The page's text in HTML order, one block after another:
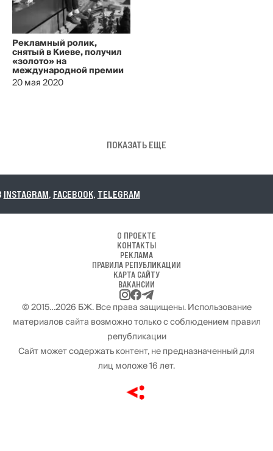
Рекламный ролик,
снятый в Киеве, получил
«золото» на
международной премии
20 мая 2020
ПОКАЗАТЬ ЕЩЕ
,FACEBOOK, TELEGRAM
О ПРОЕКТЕ
КОНТАКТЫ
РЕКЛАМА
ПРАВИЛА РЕПУБЛИКАЦИИ
КАРТА САЙТУ
ВАКАНСИИ
© 2015…2026 БЖ. Все права защищены. Использование
материалов сайта возможно только с соблюдением правил
републикации
Сайт может содержать контент, не предназначенный для
лиц моложе 16 лет.